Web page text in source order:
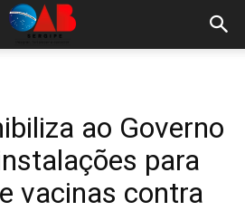
ao Governo
para
vacinas contra